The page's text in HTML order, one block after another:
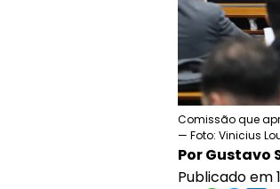
Comissão que
— Foto: Vinicius
Por Gustavo
Publicado em